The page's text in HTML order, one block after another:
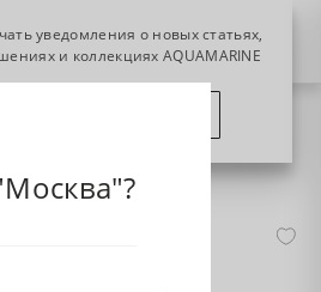
уведомления о новых статьях,
и коллекциях AQUAMARINE